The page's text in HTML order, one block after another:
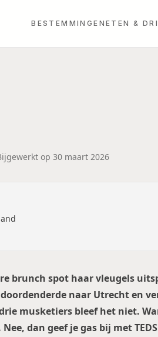
BESTEMMINGEN ETEN &
op 30 maart 2026
brunch spot haar vleugels
naar Utrecht en
musketiers bleef het niet.
dan geef je gas bij met